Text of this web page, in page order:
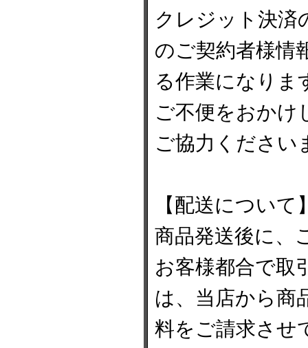
クレジット決済
のご契約者様情
る作業になりま
ご不便をおかけ
ご協力ください
【配送について
商品発送後に、
お客様都合で取
は、当店から商
料をご請求させ